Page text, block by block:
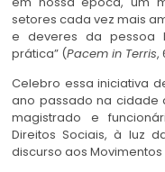
setores cada vez mais
e deveres da pessoa
prática” (Pacem in Terris,
Celebro essa iniciativa
ano passado na cidade
magistrado e
Direitos Sociais, à luz
discurso aos